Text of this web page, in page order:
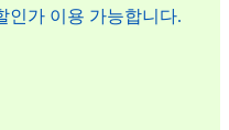
인가 이용 가능합니다.